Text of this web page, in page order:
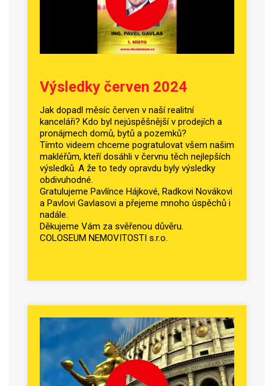
Výsledky červen 2024
Jak dopadl měsíc červen v naší realitní
kanceláři? Kdo byl nejúspěšnější v prodejích a
pronájmech domů, bytů a pozemků?
Tímto videem chceme pogratulovat všem našim
makléřům, kteří dosáhli v červnu těch nejlepších
výsledků. A že to tedy opravdu byly výsledky
obdivuhodné.
Gratulujeme Pavlínce Hájkové, Radkovi Novákovi
a Pavlovi Gavlasovi a přejeme mnoho úspěchů i
nadále.
Děkujeme Vám za svěřenou důvěru.
COLOSEUM NEMOVITOSTI s.r.o.